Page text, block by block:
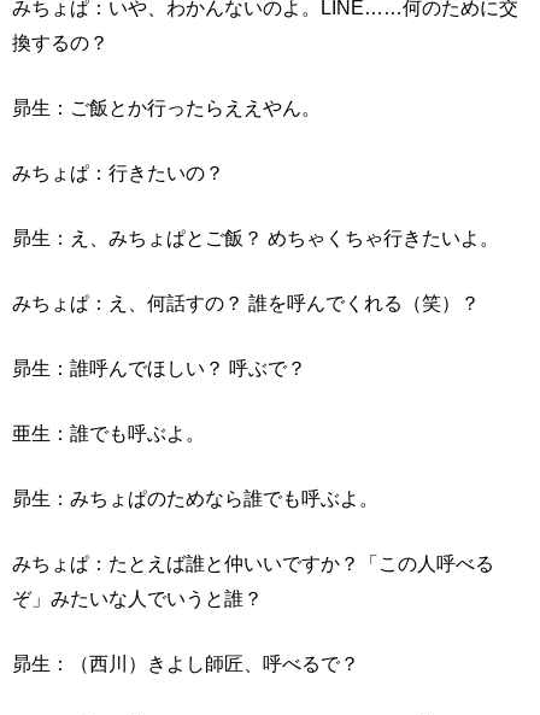
みちょぱ：いや、わかんないのよ。LINE……何のために交
換するの？
昴生：ご飯とか行ったらええやん。
みちょぱ：行きたいの？
昴生：え、みちょぱとご飯？ めちゃくちゃ行きたいよ。
みちょぱ：え、何話すの？ 誰を呼んでくれる（笑）？
昴生：誰呼んでほしい？ 呼ぶで？
亜生：誰でも呼ぶよ。
昴生：みちょぱのためなら誰でも呼ぶよ。
みちょぱ：たとえば誰と仲いいですか？「この人呼べる
ぞ」みたいな人でいうと誰？
昴生：（西川）きよし師匠、呼べるで？